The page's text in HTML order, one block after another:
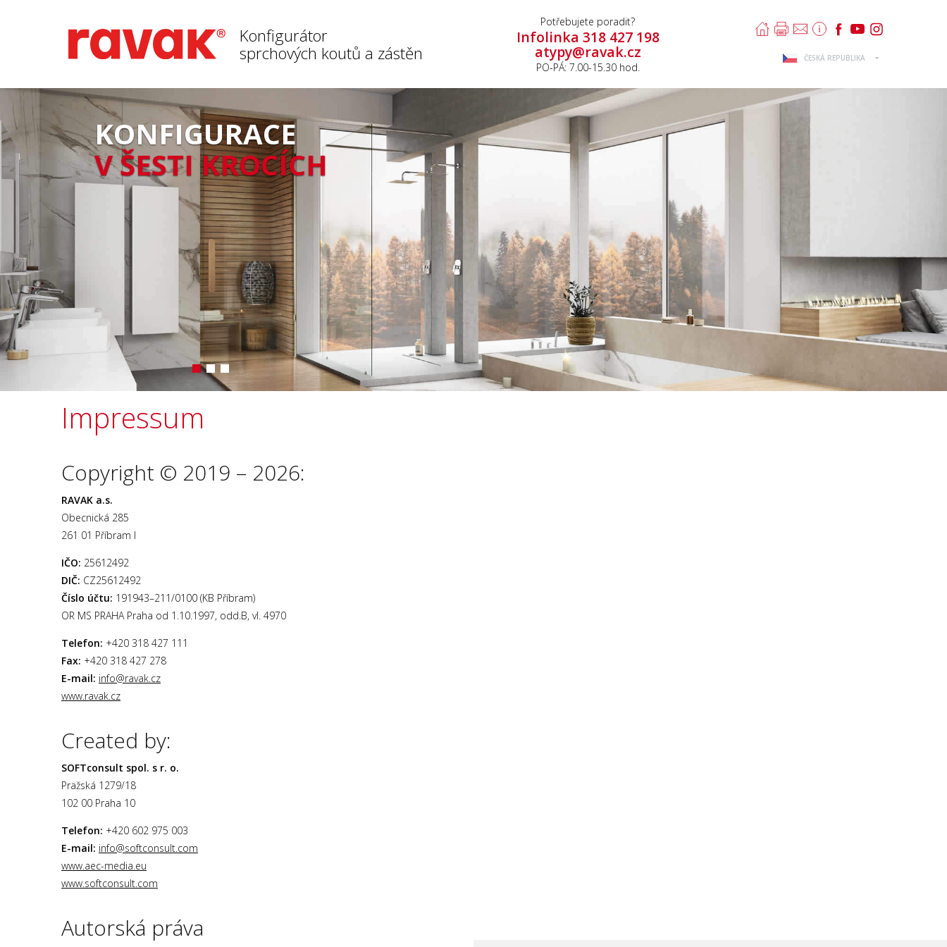
Konfigurátor
sprchových koutů a zástěn
Potřebujete poradit?
Infolinka 318 427 198
atypy@ravak.cz
PO-PÁ: 7.00-15.30 hod.
ČESKÁ REPUBLIKA
KONFIGURACE
V ŠESTI KROCÍCH
Impressum
Copyright © 2019 – 2026:
RAVAK a.s.
Obecnická 285
261 01 Příbram I
IČO: 25612492
DIČ: CZ25612492
Číslo účtu: 191943–211/0100 (KB Příbram)
OR MS PRAHA Praha od 1.10.1997, odd.B, vl. 4970
Telefon: +420 318 427 111
Fax: +420 318 427 278
E-mail: info@ravak.cz
www.ravak.cz
Created by:
SOFTconsult spol. s r. o.
Pražská 1279/18
102 00 Praha 10
Telefon: +420 602 975 003
E-mail: info@softconsult.com
www.aec-media.eu
www.softconsult.com
Autorská práva